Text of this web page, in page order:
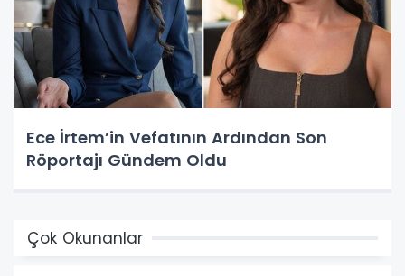
Ece İrtem’in Vefatının Ardından Son
Röportajı Gündem Oldu
Çok Okunanlar